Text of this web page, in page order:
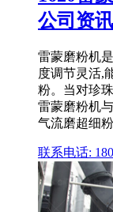
公司资
雷蒙磨粉机
度调节灵活,
粉。当对珍
雷蒙磨粉机
气流磨超细
联系电话: